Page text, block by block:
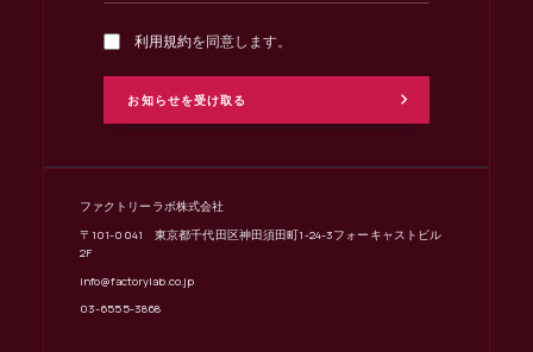
利用規約を同意します。
ファクトリーラボ株式会社
〒101-0041 東京都千代田区神田須田町1-24-3フォーキャストビル
2F
info@factorylab.co.jp
03-6555-3868